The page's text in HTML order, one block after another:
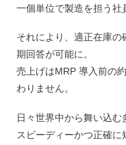
一個単位で製造を担う社
それにより、適正在庫
期回答が可能に。
売上げはMRP 導入前の
わりません。
日々世界中から舞い込む
スピーディーかつ正確